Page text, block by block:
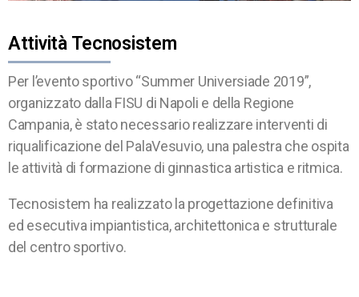
Attività Tecnosistem
Per l’evento sportivo “Summer Universiade 2019”,
organizzato dalla FISU di Napoli e della Regione
Campania, è stato necessario realizzare interventi di
riqualificazione del PalaVesuvio, una palestra che ospita
le attività di formazione di ginnastica artistica e ritmica.
Tecnosistem ha realizzato la progettazione definitiva
ed esecutiva impiantistica, architettonica e strutturale
del centro sportivo.